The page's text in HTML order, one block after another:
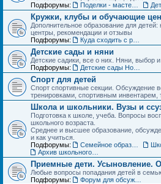
Подфорумы:
Кружки, клубы и обучающие
Дополнительное образование для
центры, рекомендации и отзывы
Подфорумы:
Детские сады и няни
Детские садики, все о них. Няни, выбор
Подфорумы:
Спорт для детей
Спорт спортивные секции. Обсуждение
тренировками, спортивным инвентарем,
Школа и школьники. Вузы и
Подготовка к школе, учеба. Вопросы
школьного возраста.
Среднее и высшее образование,
и как учиться.
Подфорумы:
Приемные дети. Усыновление.
Любые вопросы попадания детей в
Подфорумы: